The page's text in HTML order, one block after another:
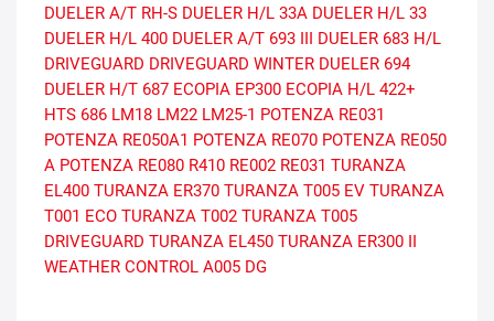
DUELER A/T RH-S DUELER H/L 33A DUELER H/L 33
DUELER H/L 400 DUELER A/T 693 III DUELER 683 H/L
DRIVEGUARD DRIVEGUARD WINTER DUELER 694
DUELER H/T 687 ECOPIA EP300 ECOPIA H/L 422+
HTS 686 LM18 LM22 LM25-1 POTENZA RE031
POTENZA RE050A1 POTENZA RE070 POTENZA RE050
A POTENZA RE080 R410 RE002 RE031 TURANZA
EL400 TURANZA ER370 TURANZA T005 EV TURANZA
T001 ECO TURANZA T002 TURANZA T005
DRIVEGUARD TURANZA EL450 TURANZA ER300 II
WEATHER CONTROL A005 DG